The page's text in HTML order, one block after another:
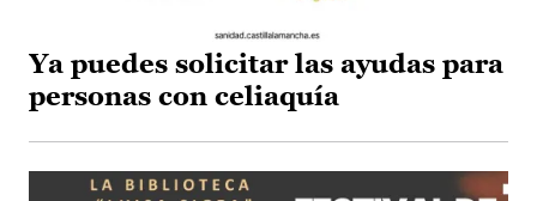
Ya puedes solicitar las ayudas para
personas con celiaquía